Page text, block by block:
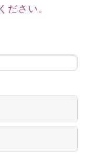
ださい。